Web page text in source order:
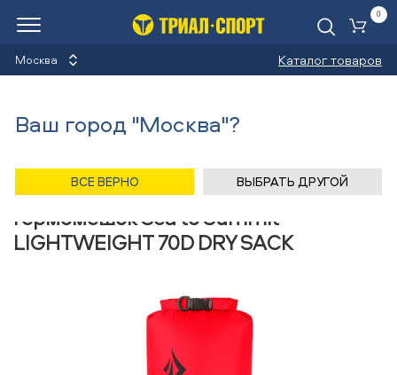
Москва Каталог товаров
0
Гермомешок Sea to Summit
LIGHTWEIGHT 70D DRY SACK
Ваш город "Москва"?
ВСЕ ВЕРНО ВЫБРАТЬ ДРУГОЙ